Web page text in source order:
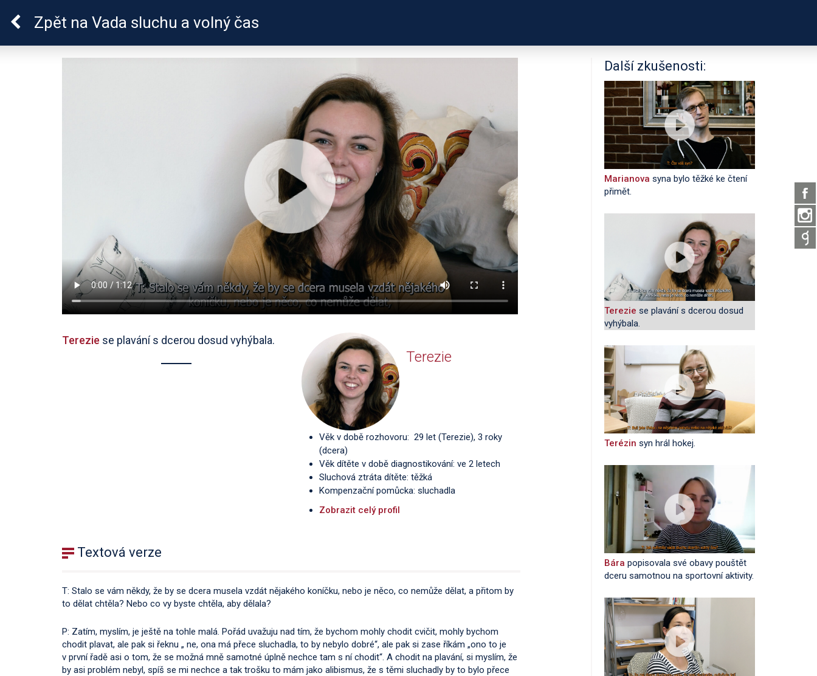
Sluchová vada u dětí
Zpět na Vada sluchu a volný čas
Terezie se plavání s dcerou dosud vyhýbala.
Terezie
Věk v době rozhovoru: 29 let (Terezie), 3 roky
(dcera)
Věk dítěte v době diagnostikování: ve 2 letech
Sluchová ztráta dítěte: těžká
Kompenzační pomůcka: sluchadla
Zobrazit celý profil
Textová verze
T: Stalo se vám někdy, že by se dcera musela vzdát nějakého koníčku, nebo je něco, co nemůže dělat, a přitom by
to dělat chtěla? Nebo co vy byste chtěla, aby dělala?
P: Zatím, myslím, je ještě na tohle malá. Pořád uvažuju nad tím, že bychom mohly chodit cvičit, mohly bychom
chodit plavat, ale pak si řeknu „ ne, ona má přece sluchadla, to by nebylo dobré“, ale pak si zase říkám „ono to je
v první řadě asi o tom, že se možná mně samotné úplně nechce tam s ní chodit“. A chodit na plavání, si myslím, že
by asi problém nebyl, spíš se mi nechce a tak trošku to mám jako alibismus, že s těmi sluchadly by to bylo přece
Další zkušenosti:
Marianova syna bylo těžké ke čtení
přimět.
Terezie se plavání s dcerou dosud
vyhýbala.
Terézin syn hrál hokej.
Bára popisovala své obavy pouštět
dceru samotnou na sportovní aktivity.